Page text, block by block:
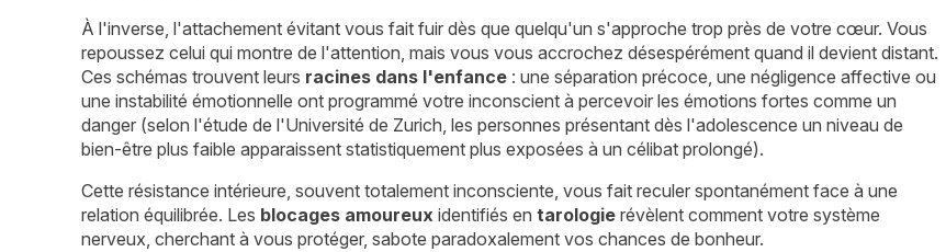
À l'inverse, l'attachement évitant vous fait fuir dès que quelqu'un s'approche trop près de votre cœur. Vous
repoussez celui qui montre de l'attention, mais vous vous accrochez désespérément quand il devient distant.
Ces schémas trouvent leurs racines dans l'enfance : une séparation précoce, une négligence affective ou
une instabilité émotionnelle ont programmé votre inconscient à percevoir les émotions fortes comme un
danger (selon l'étude de l'Université de Zurich, les personnes présentant dès l'adolescence un niveau de
bien-être plus faible apparaissent statistiquement plus exposées à un célibat prolongé).
Cette résistance intérieure, souvent totalement inconsciente, vous fait reculer spontanément face à une
relation équilibrée. Les blocages amoureux identifiés entarologie révèlent comment votre système
nerveux, cherchant à vous protéger, sabote paradoxalement vos chances de bonheur.